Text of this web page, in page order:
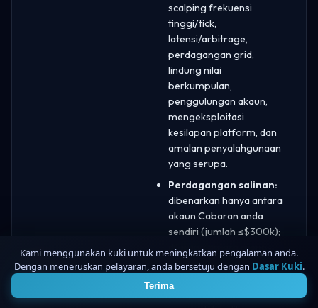
scalping frekuensi
tinggi/tick,
latensi/arbitrage,
perdagangan grid,
lindung nilai
berkumpulan,
penggulungan akaun,
mengeksploitasi
kesilapan platform, dan
amalan penyalahgunaan
yang serupa.
Perdagangan salinan:
dibenarkan hanya antara
akaun Cabaran anda
sendiri (jumlah ≤$300k);
dilarang antara mana-
mana Akaun FundedNext
Kami menggunakan kuki untuk meningkatkan pengalaman anda.
Dengan meneruskan pelayaran, anda bersetuju dengan Dasar Kuki.
Terima
4